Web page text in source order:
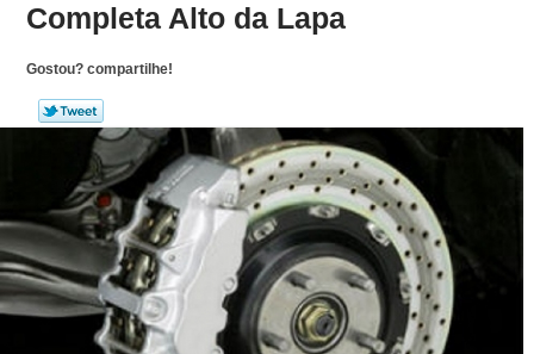
Completa Alto da Lapa
Gostou? compartilhe!